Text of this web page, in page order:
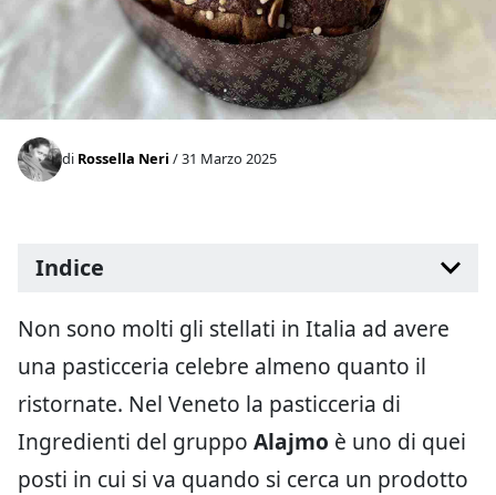
di Rossella Neri / 31 Marzo 2025
Indice
Non sono molti gli stellati in Italia ad avere
una pasticceria celebre almeno quanto il
ristornate. Nel Veneto la pasticceria di
Ingredienti del gruppo Alajmo è uno di quei
posti in cui si va quando si cerca un prodotto